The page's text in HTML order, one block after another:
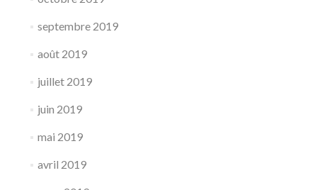
septembre 2019
août 2019
juillet 2019
juin 2019
mai 2019
avril 2019